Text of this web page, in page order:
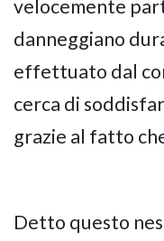
velocemente
danneggiano
effettuato dal
cerca di
grazie al fatto
Detto questo